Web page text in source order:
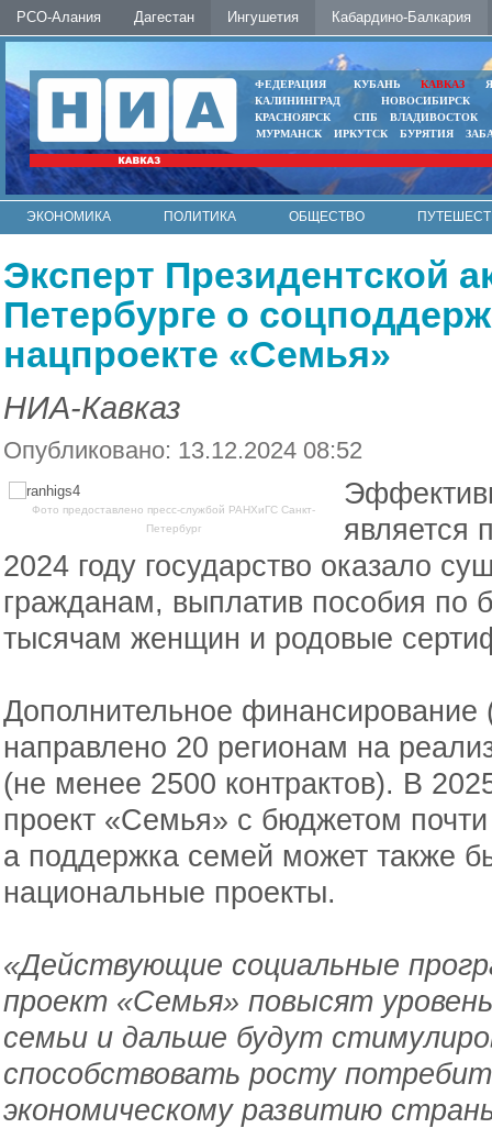
РСО-Алания Дагестан Ингушетия Кабардино-Балкария
ФЕДЕРАЦИЯ КУБАНЬ КАВКАЗ
КАЛИНИНГРАД
НОВОСИБИРСК
КРАСНОЯРСК
СПБ
ВЛАДИВОСТОК
МУРМАНСК
ИРКУТСК БУРЯТИЯ
ЭКОНОМИКА ПОЛИТИКА ОБЩЕСТВО
Эксперт Президентской
Петербурге о
нацпроекте «Семья»
НИА-Кавказ
Опубликовано: 13.12.2024 08:52
Фото предоставлено пресс-службой РАНХиГС Санкт-
Петербург
является
2024 году государство оказало
гражданам, выплатив пособия по
тысячам женщин и родовые
Дополнительное
направлено 20 регионам на
(не менее 2500 контрактов). В
проект «Семья» с бюджетом
а поддержка семей может также
национальные проекты.
«Действующие социальные
проект «Семья» повысят
семьи и дальше будут
способствовать росту
экономическому развитию